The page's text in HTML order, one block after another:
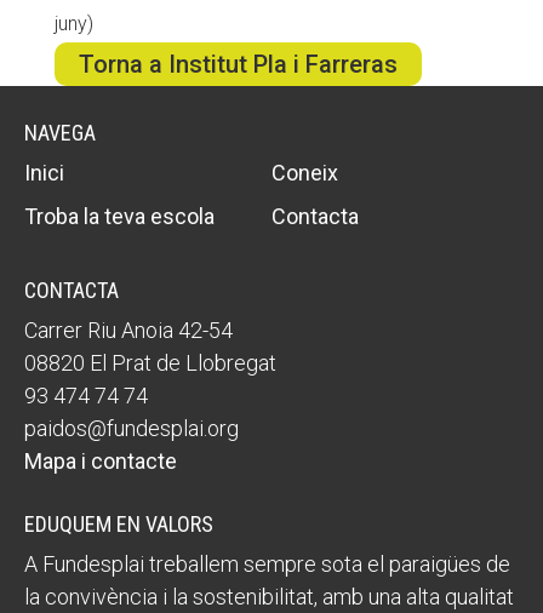
juny)
Torna a Institut Pla i Farreras
NAVEGA
Inici
Coneix
Troba la teva escola
Contacta
CONTACTA
Carrer Riu Anoia 42-54
08820 El Prat de Llobregat
93 474 74 74
paidos@fundesplai.org
Mapa i contacte
EDUQUEM EN VALORS
A Fundesplai treballem sempre sota el paraigües de
la convivència i la sostenibilitat, amb una alta qualitat
Els comptes clars
Memòria d'activitats
ACTUALITAT
Notícies
Diari de la Fundació
Fundesplai als mitjans
Xarxes socials
COL·LABORA
Fes voluntariat
Fes un donatiu